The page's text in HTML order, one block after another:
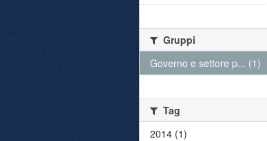
Gruppi
Governo e settore p... (1)
Tag
2014 (1)